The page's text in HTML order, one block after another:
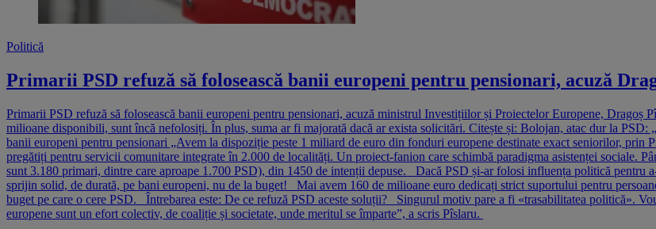
Politică
Primarii PSD refuză să folosească banii europeni pentru pensionari, acuză
Primarii PSD refuză să folosească banii europeni pentru pensionari, acuză ministrul Investițiilor și Proiectelor Europene, Dragoș
milioane disponibili, sunt încă nefolosiți. În plus, suma ar fi majorată dacă ar exista solicitări. Citește și: Bolojan, atac dur la
banii europeni pentru pensionari „Avem la dispoziție peste 1 miliard de euro din fonduri europene destinate exact seniorilor,
pregătiți pentru servicii comunitare integrate în 2.000 de localități. Un proiect-fanion care schimbă paradigma asistenței sociale.
sunt 3.180 primari, dintre care aproape 1.700 PSD), din 1450 de intenții depuse. Dacă PSD și-ar folosi influența politică pentru
sprijin solid, de durată, pe bani europeni, nu de la buget! Mai avem 160 de milioane euro dedicați strict suportului pentru
buget pe care o cere PSD. Întrebarea este: De ce refuză PSD aceste soluții? Singurul motiv pare a fi «trasabilitatea politică».
europene sunt un efort colectiv, de coaliție și societate, unde meritul se împarte”, a scris Pîslaru.